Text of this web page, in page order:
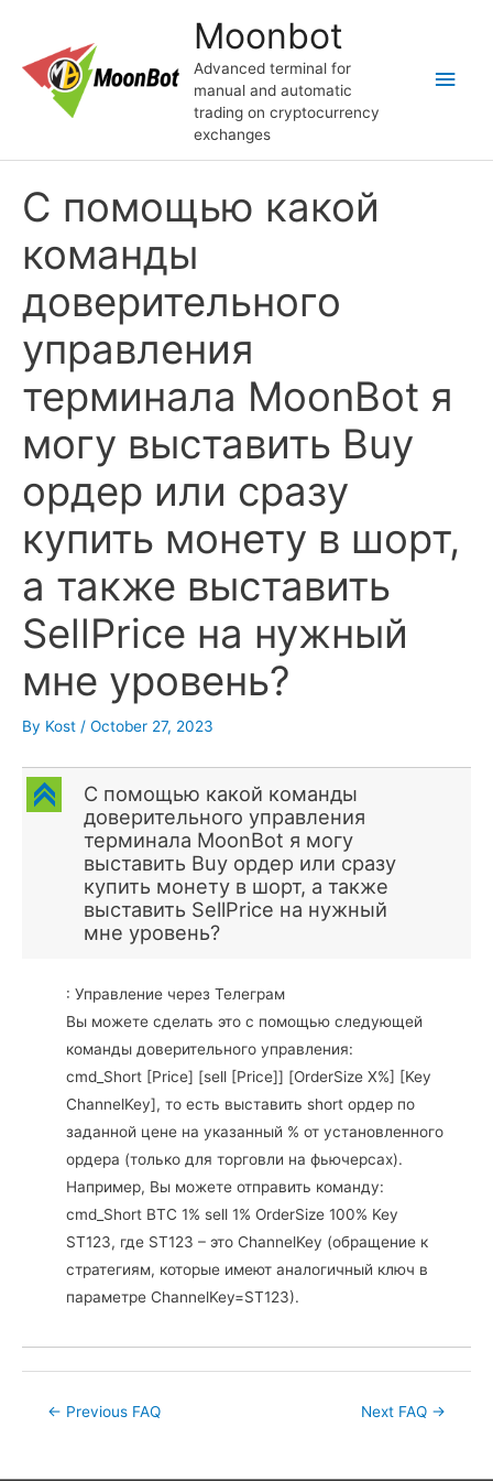
content
Moonbot
Advanced terminal for
manual and automatic
trading on cryptocurrency
exchanges
Main
С помощью какой
команды
доверительного
управления
терминала MoonBot я
могу выставить Buy
ордер или сразу
купить монету в шорт,
а также выставить
SellPrice на нужный
мне уровень?
By Kost / October 27, 2023
C
С помощью какой команды
доверительного управления
терминала MoonBot я могу
выставить Buy ордер или сразу
купить монету в шорт, а также
выставить SellPrice на нужный
мне уровень?
: Управление через Телеграм
Вы можете сделать это с помощью следующей
команды доверительного управления:
cmd_Short [Price] [sell [Price]] [OrderSize X%] [Key
ChannelKey], то есть выставить short ордер по
заданной цене на указанный % от установленного
ордера (только для торговли на фьючерсах).
Например, Вы можете отправить команду:
cmd_Short BTC 1% sell 1% OrderSize 100% Key
ST123, где ST123 – это ChannelKey (обращение к
стратегиям, которые имеют аналогичный ключ в
параметре ChannelKey=ST123).
Post← Previous FAQ Next FAQ →